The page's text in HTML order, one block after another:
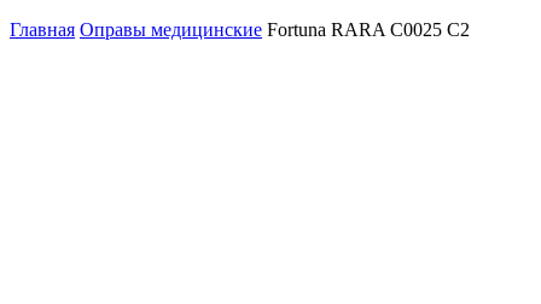
Главная Оправы медицинские Fortuna RARA C0025 C2